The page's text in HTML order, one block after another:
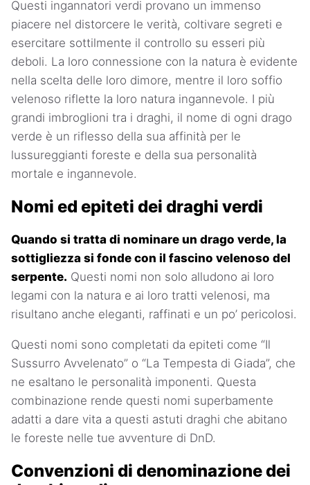
Questi ingannatori verdi provano un immenso
piacere nel distorcere le verità, coltivare segreti e
esercitare sottilmente il controllo su esseri più
deboli. La loro connessione con la natura è evidente
nella scelta delle loro dimore, mentre il loro soffio
velenoso riflette la loro natura ingannevole. I più
grandi imbroglioni tra i draghi, il nome di ogni drago
verde è un riflesso della sua affinità per le
lussureggianti foreste e della sua personalità
mortale e ingannevole.
Nomi ed epiteti dei draghi verdi
Quando si tratta di nominare un drago verde, la
sottigliezza si fonde con il fascino velenoso del
serpente. Questi nomi non solo alludono ai loro
legami con la natura e ai loro tratti velenosi, ma
risultano anche eleganti, raffinati e un po’ pericolosi.
Questi nomi sono completati da epiteti come “Il
Sussurro Avvelenato” o “La Tempesta di Giada”, che
ne esaltano le personalità imponenti. Questa
combinazione rende questi nomi superbamente
adatti a dare vita a questi astuti draghi che abitano
le foreste nelle tue avventure di DnD.
Convenzioni di denominazione dei